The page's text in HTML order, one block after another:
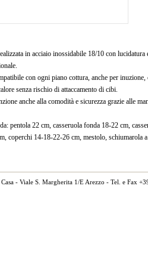
in acciaio inossidabile 18/10 con
con ogni piano cottura, anche per
senza rischio di attaccamento di cibi.
anche alla comodità e sicurezza grazie alle
pentola 22 cm, casseruola fonda 18-22 cm,
coperchi 14-18-22-26 cm, mestolo, schiumarola
Casa - Viale S. Margherita 1/E Arezzo - Tel. e Fax